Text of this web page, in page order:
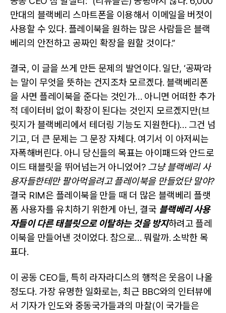
만대의 블랙베리 스마트폰을 이용해서 이메일을 버젓이
사용할 수 있다. 플레이북을 원하는 많은 사람들은 블랙
베리의 안전하고 공짜인 확장을 원할 것이다.”
결국, 이 글을 쓰게 만든 문제의 발언이다. 일단, ‘공짜’라
는 말이 무엇을 뜻하는 건지조차 모르겠다. 블랙베리폰
을 사면 플레이북을 준다는 것인가… 아니면 어떠한 추가
적 데이터비 없이 확장이 된다는 것인지 모르겠지만(브
릿지가 블랙베리에서 테더링 기능도 지원한다)… 그건 넘
기고, 더 큰 문제는 그 문장 자체다. 여기서 이 아저씨는
자폭해버린다. 아니 당신들의 목표는 아이패드와 안드로
이드 태블릿을 뛰어넘는거 아니었어? 그냥 블랙베리 사
용자들한테만 팔아먹을려고 플레이북을 만들었단 말야?
결국 RIM은 플레이북을 만들 때 더 많은 블랙베리 플랫
폼 사용자를 유치하기 위한게 아닌, 결국 블랙베리 사용
자들이 다른 태블릿으로 이탈하는 것을 방지하려고 플레
이북을 만들어낸 것이었다. 참으로… 뭐랄까. 소박한 목
표다.
이 공동 CEO들, 특히 라자라디스의 행적은 웃음이 나올
정도다. 가장 유명한 일화로는, 최근 BBC와의 인터뷰에
서 기자가 인도와 중동국가들과의 마찰(이 국가들은